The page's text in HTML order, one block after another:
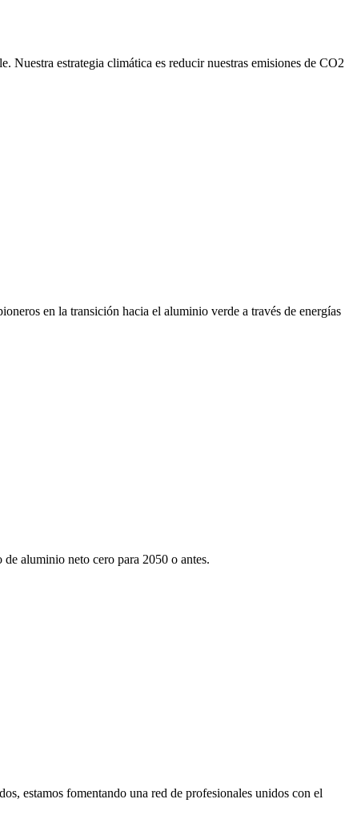
Nuestra estrategia climática es reducir nuestras emisiones de CO2
en la transición hacia el aluminio verde a través de energías
aluminio neto cero para 2050 o antes.
estamos fomentando una red de profesionales unidos con el